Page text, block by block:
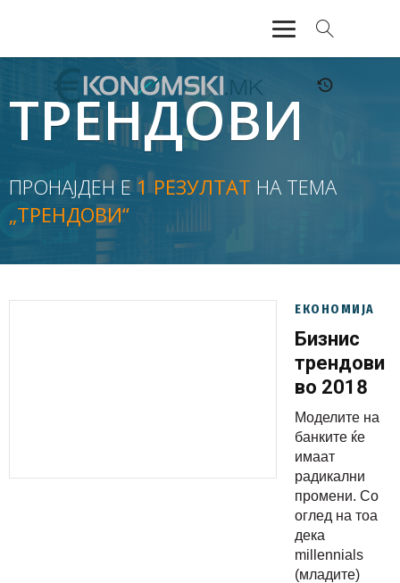
АКТУЕЛНО
ЕКОНОМИЈА
ФИНАНСИИ
БАНКАРСТВО
ЖИВОТ
ТРЕНДОВИ
ПРОНАЈДЕН Е1 РЕЗУЛТАТ НА ТЕМА
„ТРЕНДОВИ“
ЕКОНОМИЈА
Бизнис
трендови
во 2018
Моделите на
банките ќе
имаат
радикални
промени. Со
оглед на тоа
дека
millennials
(младите)